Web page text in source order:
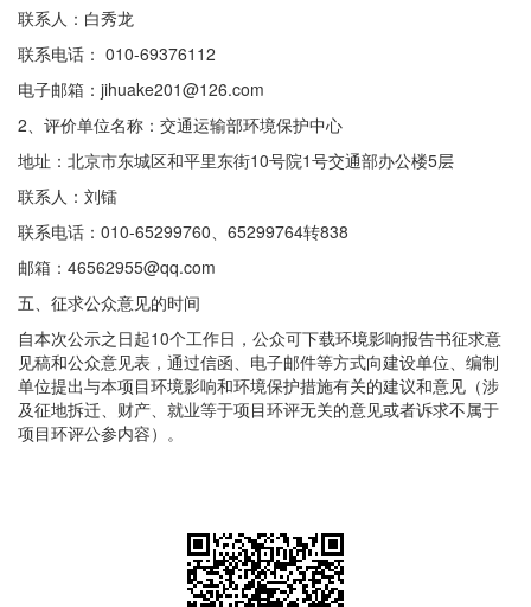
联系人：白秀龙
联系电话： 010-69376112
电子邮箱：jihuake201@126.com
2、评价单位名称：交通运输部环境保护中心
地址：北京市东城区和平里东街10号院1号交通部办公楼5层
联系人：刘镭
联系电话：010-65299760、65299764转838
邮箱：46562955@qq.com
五、征求公众意见的时间
自本次公示之日起10个工作日，公众可下载环境影响报告书征求意
见稿和公众意见表，通过信函、电子邮件等方式向建设单位、编制
单位提出与本项目环境影响和环境保护措施有关的建议和意见（涉
及征地拆迁、财产、就业等于项目环评无关的意见或者诉求不属于
项目环评公参内容）。